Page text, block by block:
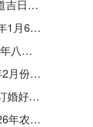
8月乔迁黄道吉日2026 8月乔迁黄道吉日吉时是几点
2026年阳历1月搬家吉日良辰 202年1月6号搬家好吗
2026年8月立碑黄道吉日 二零二六年八月立碑吉日
2026装修吉日2月 黄道吉日2026年2月份装修吉日
26年12月订婚的好日子 12月26号订婚好不好
2026年农历12月嫁娶黄道吉日 2026年农历12月26日结婚日子怎么样